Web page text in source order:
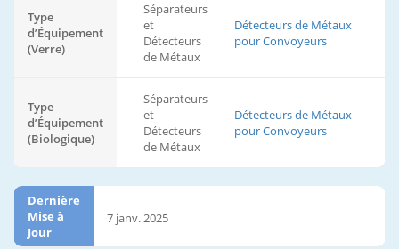
Type
d’Équipement
(Verre)
Séparateurs
et
Détecteurs
de Métaux
Détecteurs de Métaux
pour Convoyeurs
Type
d’Équipement
(Biologique)
Séparateurs
et
Détecteurs
de Métaux
Détecteurs de Métaux
pour Convoyeurs
Dernière
Mise à
Jour
7 janv. 2025